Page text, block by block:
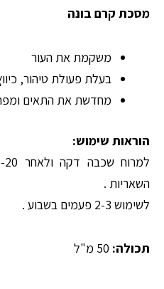
וממריצה
מסכת קרם בונה
משקמת את העור
בעלת פעולת טיהור,
מחדשת את התאים
הוראות שימוש:
השאריות .
לשימוש 2-3 פעמים בשבוע .
תכולה: